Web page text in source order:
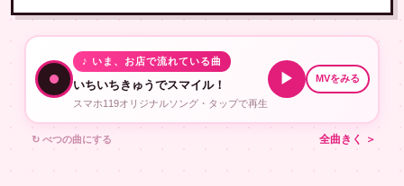
♪ いま、お店で流れている曲
いちいちきゅうでスマイル！
スマホ119オリジナルソング・タップで再生
▶ MVをみる
↻ べつの曲にする 全曲きく ＞